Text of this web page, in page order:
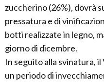
zuccherino (26%), dovrà
pressatura e di
botti realizzate in legno,
giorno di dicembre.
In seguito alla svinatura,
un periodo di